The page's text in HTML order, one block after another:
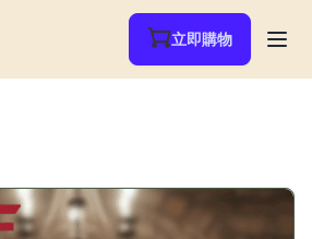
立即購物